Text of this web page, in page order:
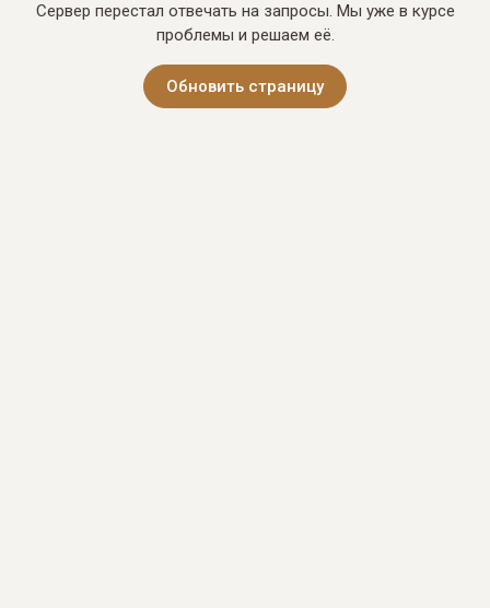
Сервер перестал отвечать на запросы. Мы уже в курсе
проблемы и решаем её.
Обновить страницу